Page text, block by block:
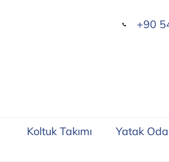
+90
Koltuk Takımı Yatak